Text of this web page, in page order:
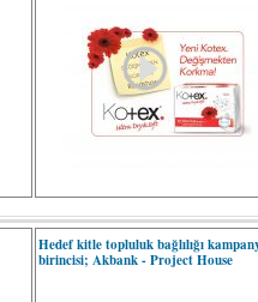
Hedef kitle topluluk bağlılığı
birincisi; Akbank - Project House